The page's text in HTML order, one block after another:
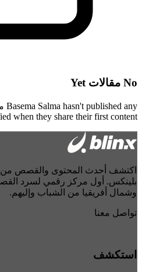
No مقالات
Basema Salma hasn't published any
when they share their first content!
اكتشف أحدث المحتوى والقصص من
بلينكس. أول مركز رقمي لسرد
وشمال أفريقيا من الشباب وإليهم.
تواصل معنا
استكشف